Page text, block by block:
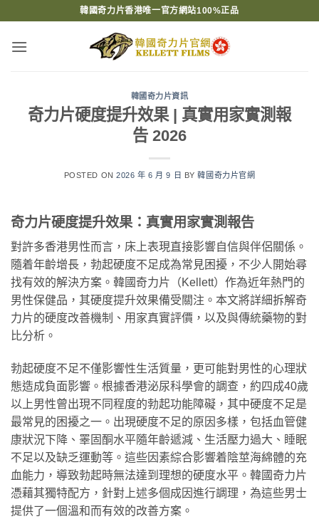
content
韓國奇力片香港唯一官方網站100%正品
韓國奇力片資訊
奇力片硬度提升效果 | 真實用家實測報
告 2026
POSTED ON2026 年 6 月 9 日 BY韓國奇力片官網
奇力片硬度提升效果：真實用家實測報告
對許多香港男性而言，床上表現直接影響自信與伴侶關係。
隨着年齡增長，勃起硬度不足成為常見困擾，不少人開始尋
找有效的解決方案。韓國奇力片（Kellett）作為近年熱門的
男性保健品，其硬度提升效果備受關注。本文將詳細拆解奇
力片的硬度改善機制、用家真實評價，以及與傳統藥物的對
比分析。
勃起硬度不足不僅影響性生活質量，更可能對男性的心理狀
態造成負面影響。根據香港泌尿科學會的調查，約四成40歲
以上男性曾出現不同程度的勃起功能障礙，其中硬度不足是
最常見的困擾之一。出現硬度不足的原因多樣，包括血管健
康狀況下降、睪固酮水平隨年齡遞減、生活壓力過大、睡眠
不足以及缺乏運動等。這些因素綜合影響着陰莖海綿體的充
血能力，導致勃起時無法達到理想的硬度水平。韓國奇力片
憑藉其獨特配方，針對上述多個成因進行調理，為這些男士
提供了一個溫和而有效的改善方案。